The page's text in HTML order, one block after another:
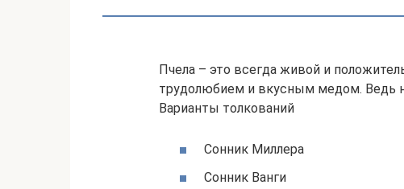
Пчела – это всегда живой и
трудолюбием и вкусным медом. Ведь
Варианты толкований
Сонник Миллера
Сонник Ванги